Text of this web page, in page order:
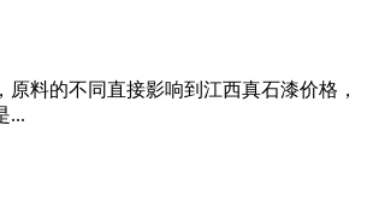
料的不同直接影响到江西真石漆价格，
...